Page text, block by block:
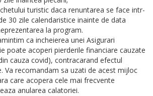
turistic daca renuntarea se face intr-
30 zile calendaristice inainte de data
la program.
ca incheierea unei Asigurari
poate acoperi pierderile financiare cauzate
cauza covid), contracarand efectul
Va recomandam sa uzati de acest mijloc
care acopera cele mai frecvente
anularea calatoriei.